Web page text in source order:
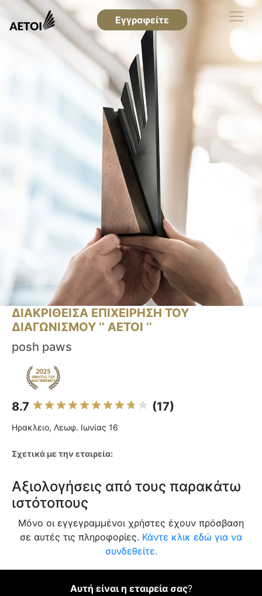
Εγγραφείτε
ΔΙΑΚΡΙΘΕΙΣΑ ΕΠΙΧΕΙΡΗΣΗ ΤΟΥ
ΔΙΑΓΩΝΙΣΜΟΥ ‘’ ΑΕΤΟΙ ‘’
posh paws
8.7 (17)
Ηρακλειο, Λεωφ. Ιωνίας 16
Σχετικά με την εταιρεία:
Αξιολογήσεις από τους παρακάτω
ιστότοπους
Μόνο οι εγγεγραμμένοι χρήστες έχουν πρόσβαση
σε αυτές τις πληροφορίες. Κάντε κλικ εδώ για να
συνδεθείτε.
Αυτή είναι η εταιρεία σας?